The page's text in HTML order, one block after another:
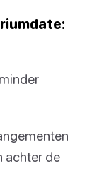
achter de